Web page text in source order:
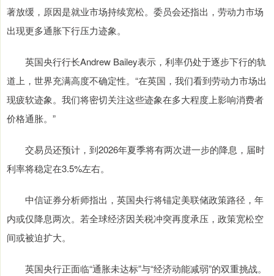
著放缓，原因是就业市场持续宽松。委员会还指出，劳动力市场
出现更多通胀下行压力迹象。
英国央行行长Andrew Bailey表示，利率仍处于逐步下行的轨
道上，世界充满高度不确定性。“在英国，我们看到劳动力市场出
现疲软迹象。我们将密切关注这些迹象在多大程度上影响消费者
价格通胀。”
交易员还预计，到2026年夏季将有两次进一步的降息，届时
利率将稳定在3.5%左右。
中信证券分析师指出，英国央行将锚定美联储政策路径，年
内或仅降息两次。若全球经济因关税冲突再度承压，政策宽松空
间或被迫扩大。
英国央行正面临“通胀未达标”与“经济动能减弱”的双重挑战。